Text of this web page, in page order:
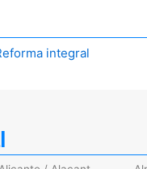
integral